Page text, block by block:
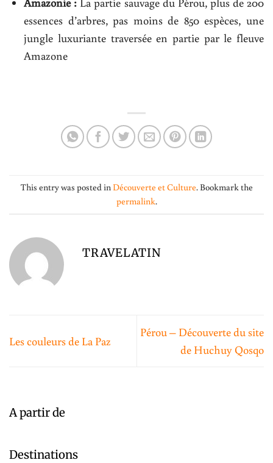
essences d’arbres, pas moins de 850 espèces, une
jungle luxuriante traversée en partie par le fleuve
Amazone
This entry was posted inDécouverte et Culture. Bookmark the
permalink.
TRAVELATIN
Les couleurs de La Paz
Pérou – Découverte du site
de Huchuy Qosqo
A partir de
Destinations